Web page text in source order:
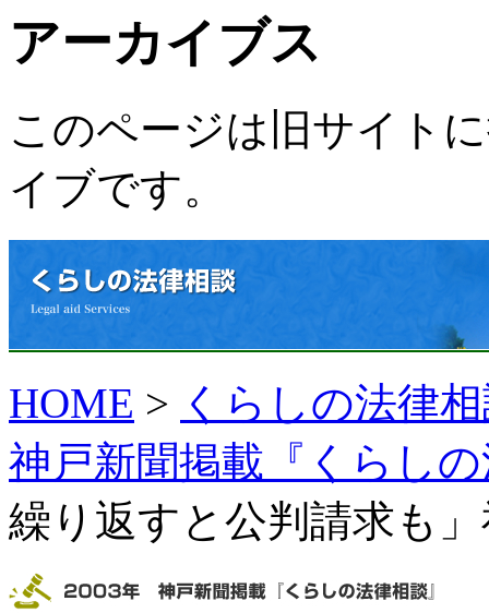
アーカイブス
このページは旧サイト
イブです。
HOME > くらしの法律
神戸新聞掲載『くらし
繰り返すと公判請求も